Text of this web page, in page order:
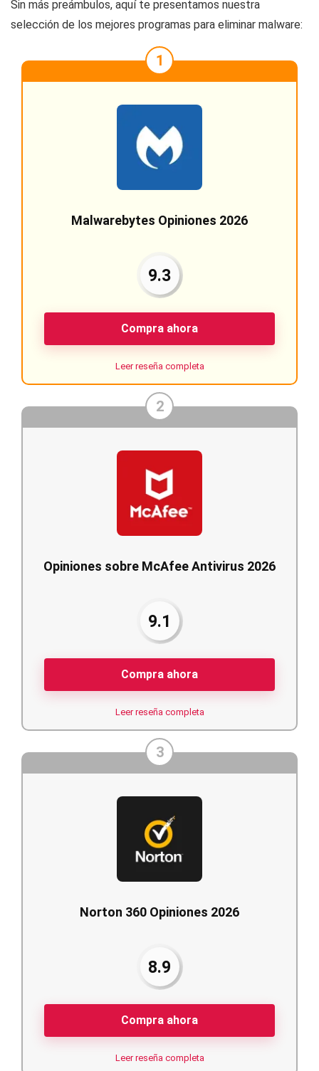
Sin más preámbulos, aquí te presentamos nuestra
selección de los mejores programas para eliminar malware:
1
Malwarebytes Opiniones 2026
9.3
Compra ahora
Leer reseña completa
2
Opiniones sobre McAfee Antivirus 2026
9.1
Compra ahora
Leer reseña completa
3
Norton 360 Opiniones 2026
8.9
Compra ahora
Leer reseña completa